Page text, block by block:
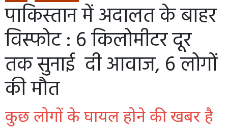
पाकिस्तान में अदालत के बाहर
विस्फोट : 6 किलोमीटर दूर
तक सुनाई दी आवाज, 6 लोगों
की मौत
कुछ लोगों के घायल होने की खबर है